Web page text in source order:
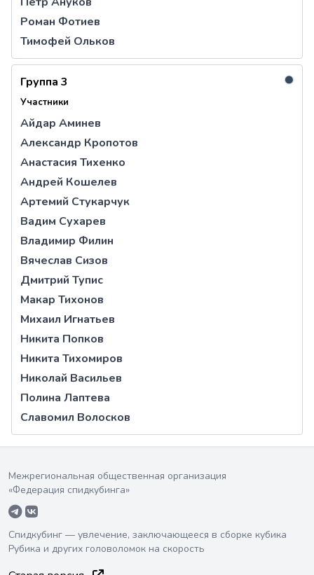
Роман Фотиев
Тимофей Ольков
Группа 3 ●
Участники
Айдар Аминев
Александр Кропотов
Анастасия Тихенко
Андрей Кошелев
Артемий Стукарчук
Вадим Сухарев
Владимир Филин
Вячеслав Сизов
Дмитрий Тупис
Макар Тихонов
Михаил Игнатьев
Никита Попков
Никита Тихомиров
Николай Васильев
Полина Лаптева
Славомил Волосков
Межрегиональная общественная организация
«Федерация спидкубинга»
Спидкубинг — увлечение, заключающееся в сборке кубика
Рубика и других головоломок на скорость